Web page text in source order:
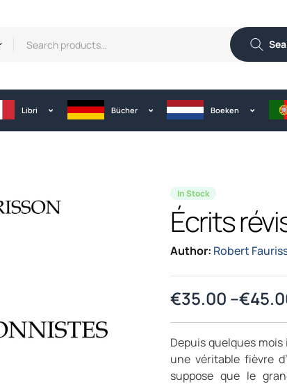
Libri Bücher Boeken
In Stock
Écrits
Author: Robert
€35.00 –€
Depuis quelques
une véritable fièvre
suppose que le